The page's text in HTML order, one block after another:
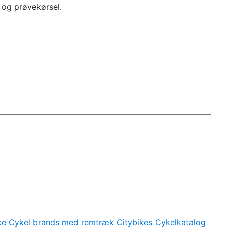
prøvekørsel.
Cykel brands med remtræk Citybikes Cykelkatalog